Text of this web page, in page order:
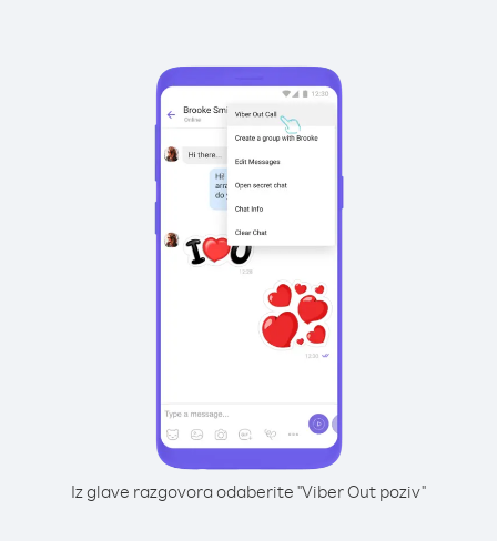
Iz glave razgovora odaberite "Viber Out poziv"